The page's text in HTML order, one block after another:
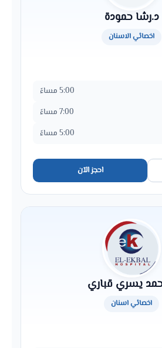
د.رشا حمودة
اخصائي الاسنان
5:00 مساءً
7:00 مساءً
5:00 مساءً
احجز الآن
يسري قباري
اخصائي اسنان